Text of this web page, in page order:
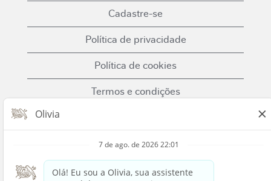
Cadastre-se
Política de privacidade
Política de cookies
Termos e condições
Nestle.com